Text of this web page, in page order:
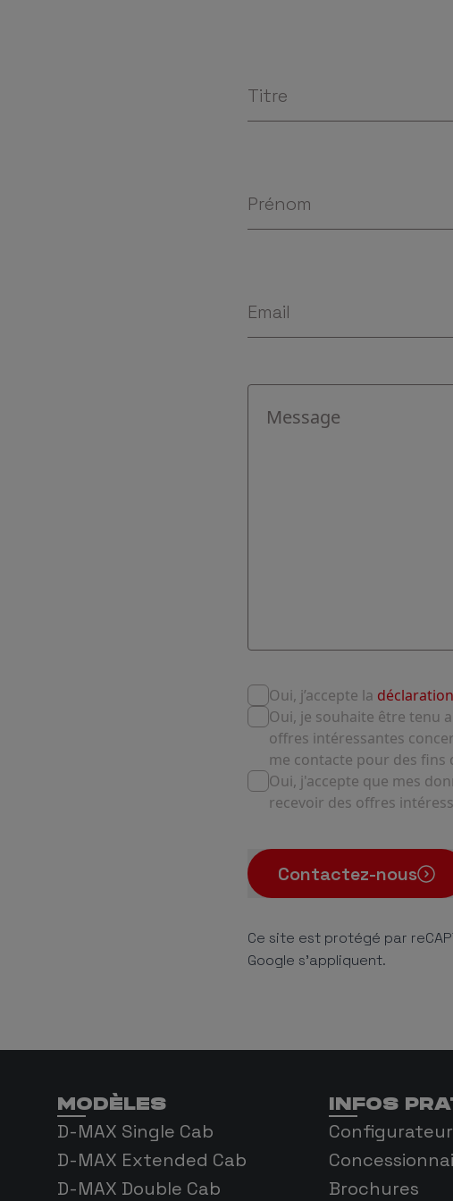
Titre
Oui, j’accepte la
Oui, je souhaite être tenu
offres intéressantes
me contacte pour des fins
Oui, j'accepte que mes
recevoir des offres
Contactez-nous
Ce site est protégé par
Google s'appliquent.
MODÈLES
D-MAX Single Cab
D-MAX Extended Cab
D-MAX Double Cab
INFOS
Configurateur
Brochures